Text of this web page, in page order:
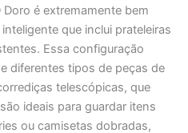
é extremamente bem
que inclui prateleiras
Essa configuração
diferentes tipos de peças de
telescópicas, que
ideais para guardar itens
ou camisetas dobradas,